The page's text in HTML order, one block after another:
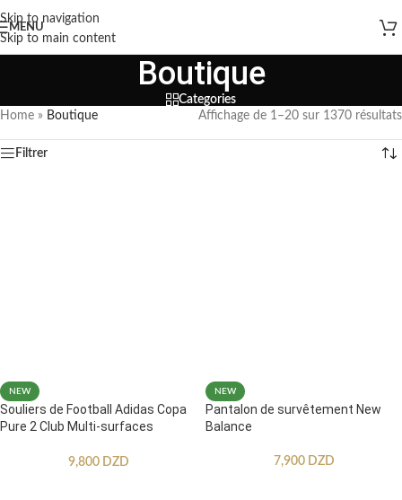
Skip to navigation
Skip to main content
MENU
Boutique
Categories
Home » Boutique Affichage de 1–20 sur 1370 résultats
Filtrer
NEW
Souliers de Football Adidas Copa
Pure 2 Club Multi-surfaces
9,800 DZD
NEW
Pantalon de survêtement New
Balance
7,900 DZD